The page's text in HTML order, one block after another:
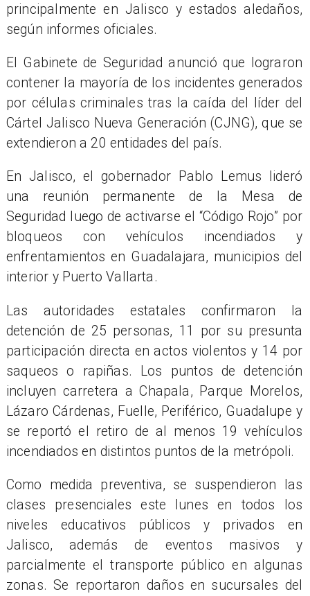
principalmente en Jalisco y estados aledaños,
según informes oficiales.
El Gabinete de Seguridad anunció que lograron
contener la mayoría de los incidentes generados
por células criminales tras la caída del líder del
Cártel Jalisco Nueva Generación (CJNG), que se
extendieron a 20 entidades del país.
En Jalisco, el gobernador Pablo Lemus lideró
una reunión permanente de la Mesa de
Seguridad luego de activarse el “Código Rojo” por
bloqueos con vehículos incendiados y
enfrentamientos en Guadalajara, municipios del
interior y Puerto Vallarta.
Las autoridades estatales confirmaron la
detención de 25 personas, 11 por su presunta
participación directa en actos violentos y 14 por
saqueos o rapiñas. Los puntos de detención
incluyen carretera a Chapala, Parque Morelos,
Lázaro Cárdenas, Fuelle, Periférico, Guadalupe y
se reportó el retiro de al menos 19 vehículos
incendiados en distintos puntos de la metrópoli.
Como medida preventiva, se suspendieron las
clases presenciales este lunes en todos los
niveles educativos públicos y privados en
Jalisco, además de eventos masivos y
parcialmente el transporte público en algunas
zonas. Se reportaron daños en sucursales del